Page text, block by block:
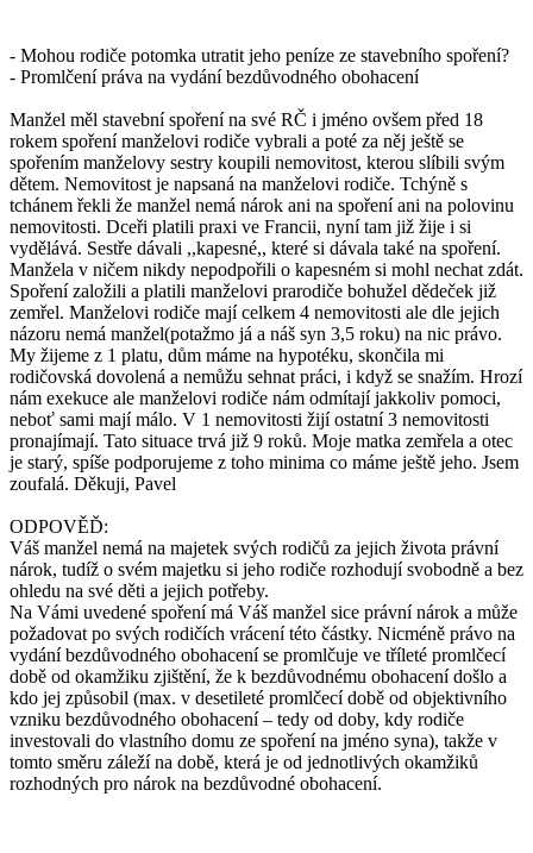
- Mohou rodiče potomka utratit jeho peníze ze stavebního spoření?
- Promlčení práva na vydání bezdůvodného obohacení
Manžel měl stavební spoření na své RČ i jméno ovšem před 18
rokem spoření manželovi rodiče vybrali a poté za něj ještě se
spořením manželovy sestry koupili nemovitost, kterou slíbili svým
dětem. Nemovitost je napsaná na manželovi rodiče. Tchýně s
tchánem řekli že manžel nemá nárok ani na spoření ani na polovinu
nemovitosti. Dceři platili praxi ve Francii, nyní tam již žije i si
vydělává. Sestře dávali ,,kapesné,, které si dávala také na spoření.
Manžela v ničem nikdy nepodpořili o kapesném si mohl nechat zdát.
Spoření založili a platili manželovi prarodiče bohužel dědeček již
zemřel. Manželovi rodiče mají celkem 4 nemovitosti ale dle jejich
názoru nemá manžel(potažmo já a náš syn 3,5 roku) na nic právo.
My žijeme z 1 platu, dům máme na hypotéku, skončila mi
rodičovská dovolená a nemůžu sehnat práci, i když se snažím. Hrozí
nám exekuce ale manželovi rodiče nám odmítají jakkoliv pomoci,
neboť sami mají málo. V 1 nemovitosti žijí ostatní 3 nemovitosti
pronajímají. Tato situace trvá již 9 roků. Moje matka zemřela a otec
je starý, spíše podporujeme z toho minima co máme ještě jeho. Jsem
zoufalá. Děkuji, Pavel
ODPOVĚĎ:
Váš manžel nemá na majetek svých rodičů za jejich života právní
nárok, tudíž o svém majetku si jeho rodiče rozhodují svobodně a bez
ohledu na své děti a jejich potřeby.
Na Vámi uvedené spoření má Váš manžel sice právní nárok a může
požadovat po svých rodičích vrácení této částky. Nicméně právo na
vydání bezdůvodného obohacení se promlčuje ve tříleté promlčecí
době od okamžiku zjištění, že k bezdůvodnému obohacení došlo a
kdo jej způsobil (max. v desetileté promlčecí době od objektivního
vzniku bezdůvodného obohacení – tedy od doby, kdy rodiče
investovali do vlastního domu ze spoření na jméno syna), takže v
tomto směru záleží na době, která je od jednotlivých okamžiků
rozhodných pro nárok na bezdůvodné obohacení.